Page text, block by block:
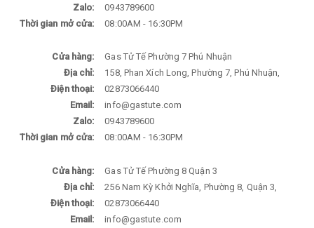
Zalo:
0943789600
Thời gian mở cửa:
08:00AM - 16:30PM
Cửa hàng:
Gas Tử Tế Phường 7 Phú Nhuận
Địa chỉ:
158, Phan Xích Long, Phường 7, Phú Nhuận,
Điện thoại:
02873066440
Email:
info@gastute.com
Zalo:
0943789600
Thời gian mở cửa:
08:00AM - 16:30PM
Cửa hàng:
Gas Tử Tế Phường 8 Quận 3
Địa chỉ:
256 Nam Kỳ Khởi Nghĩa, Phường 8, Quận 3,
Điện thoại:
02873066440
Email:
info@gastute.com